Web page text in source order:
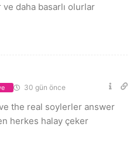
daha basarlı olurlar
30 gün önce
the real soylerler answer
herkes halay çeker